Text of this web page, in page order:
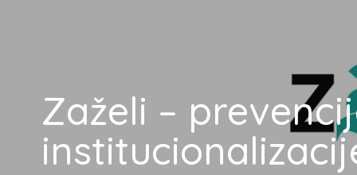
Zaželi –